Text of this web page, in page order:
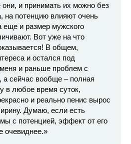
они, и принимать их можно без
на потенцию влияют очень
еще и размер мужского
Вот уже на что
В общем,
и остался под
и раньше проблем с
сейчас вообще – полная
в любое время суток,
и реально пенис вырос
Думаю, если есть
с потенцией, эффект от его
очевиднее.»